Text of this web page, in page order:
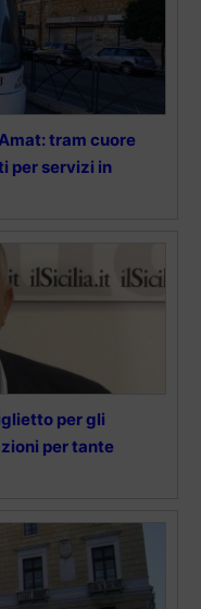
tram cuore
per servizi in
per gli
per tante